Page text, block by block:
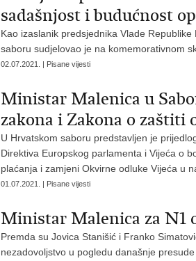
sadašnjost i budućnost
Kao izaslanik predsjednika Vlade
saboru sudjelovao je na komemorativnom
02.07.2021. | Pisane vijesti
Ministar Malenica u
zakona i Zakona o zaštiti
U Hrvatskom saboru predstavljen je
Direktiva Europskog parlamenta i Vijeća o
plaćanja i zamjeni Okvirne odluke Vijeća u
01.07.2021. | Pisane vijesti
Ministar Malenica za N1
​Premda su Jovica Stanišić i Franko
nezadovoljstvo u pogledu današnje